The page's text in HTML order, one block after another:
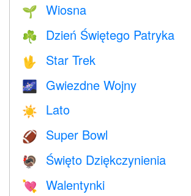
🌱 Wiosna
☘️ Dzień Świętego Patryka
🖖 Star Trek
🌌 Gwiezdne Wojny
☀️ Lato
🏈 Super Bowl
🦃 Święto Dziękczynienia
💘 Walentynki